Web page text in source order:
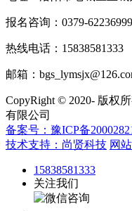
报名咨询：0379-62236999
热线电话：15838581333
邮箱：
CopyRight © 2020- 版权
有限公司
备案号：豫ICP备
技术支持：尚贤科技 网
15838581333
关注我们